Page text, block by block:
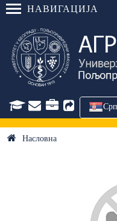
НАВИГАЦИЈА
Срп
Насловна